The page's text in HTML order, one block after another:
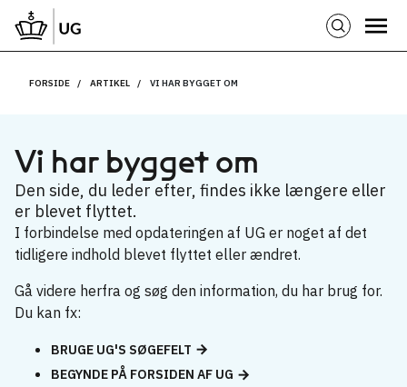
FORSIDE ARTIKEL VI HAR BYGGET OM
Vi har bygget om
Den side, du leder efter, findes ikke længere eller
er blevet flyttet.
I forbindelse med opdateringen af UG er noget af det
tidligere indhold blevet flyttet eller ændret.
Gå videre herfra og søg den information, du har brug for.
Du kan fx:
BRUGE UG'S SØGEFELT
BEGYNDE PÅ FORSIDEN AF UG